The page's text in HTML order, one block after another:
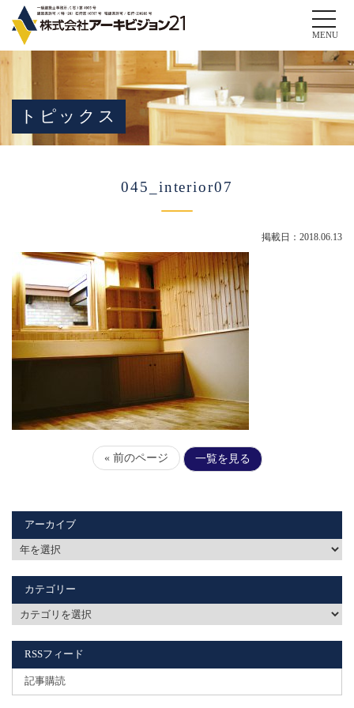
Toggle
MENU
トピックス
045_interior07
掲載日：2018.06.13
« 前のページ 一覧を見る
アーカイブ
カテゴリー
RSSフィード
記事購読